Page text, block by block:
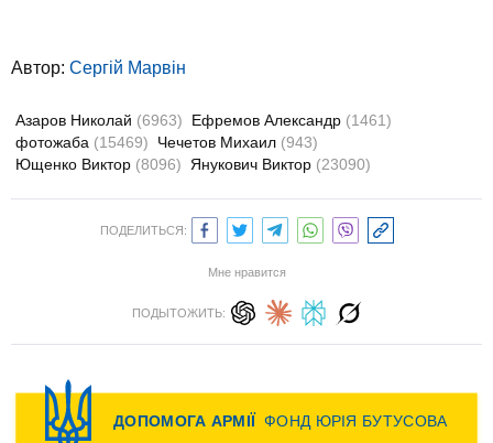
Автор: Сергій Марвін
Азаров Николай (6963) Ефремов Александр (1461)
фотожаба (15469) Чечетов Михаил (943)
Ющенко Виктор (8096) Янукович Виктор (23090)
ПОДЕЛИТЬСЯ:
Мне нравится
ПОДЫТОЖИТЬ: